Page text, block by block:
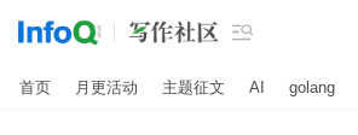

首页 月更活动 主题征文 AI golang